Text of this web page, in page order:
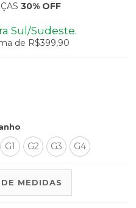
30% OFF
Sul/Sudeste.
de R$399,90
G1 G2 G3 G4
MEDIDAS